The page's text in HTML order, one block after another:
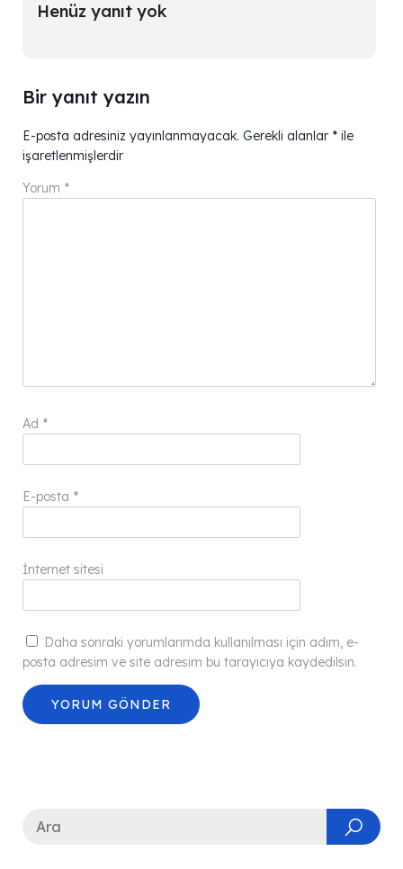
Henüz yanıt yok
Bir yanıt yazın
E-posta adresiniz yayınlanmayacak. Gerekli alanlar * ile
işaretlenmişlerdir
Yorum *
Ad *
E-posta *
İnternet sitesi
Daha sonraki yorumlarımda kullanılması için adım, e-
posta adresim ve site adresim bu tarayıcıya kaydedilsin.